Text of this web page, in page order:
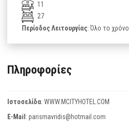
11
27
Περίοδος Λειτουργίας: Όλο το χρόνο
Πληροφορίες
Ιστοσελίδα: WWW.MCITYHOTEL.COM
E-Mail: parismavridis@hotmail.com